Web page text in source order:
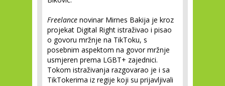
Freelance novinar Mirnes Bakija je kroz
projekat Digital Right istraživao i pisao
o govoru mržnje na TikToku, s
posebnim aspektom na govor mržnje
usmjeren prema LGBT+ zajednici.
Tokom istraživanja razgovarao je i sa
TikTokerima iz regije koji su prijavljivali